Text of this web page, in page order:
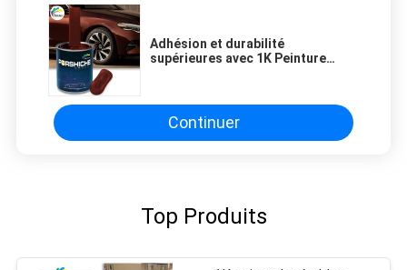
Adhésion et durabilité
supérieures avec 1K Peinture
automobile couche de base
Continuer
Top Produits